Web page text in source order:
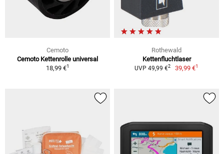
Cemoto
Cemoto Kettenrolle universal
18,99 €1
Rothewald
Kettenfluchtlaser
UVP 49,99 €2 39,99 €1